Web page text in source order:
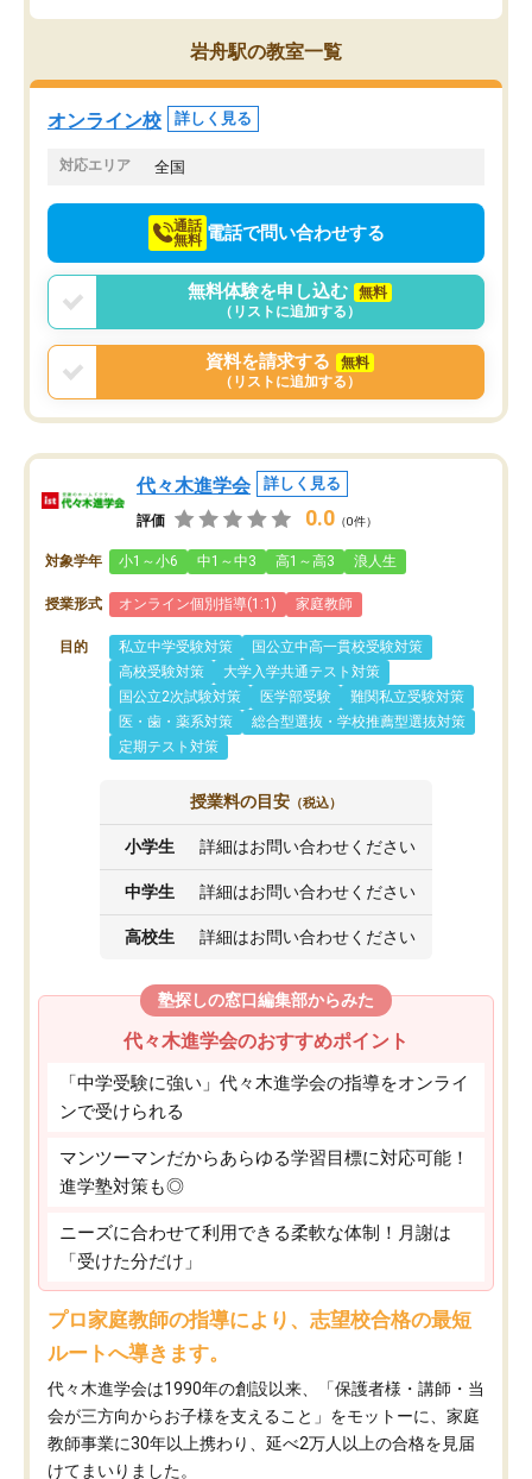
岩舟駅の教室一覧
オンライン校 詳しく見る
対応エリア 全国
通話
無料 電話で問い合わせする
無料体験を申し込む
無料
（リストに追加する）
資料を請求する
無料
（リストに追加する）
代々木進学会 詳しく見る
評価 0.0 （0件）
対象学年 小1～小6 中1～中3 高1～高3 浪人生
授業形式 オンライン個別指導(1:1) 家庭教師
目的 私立中学受験対策
国公立中高一貫校受験対策
高校受験対策
大学入学共通テスト対策
国公立2次試験対策
医学部受験
難関私立受験対策
医・歯・薬系対策
総合型選抜・学校推薦型選抜対策
定期テスト対策
授業料の目安 （税込）
小学生 詳細はお問い合わせください
中学生 詳細はお問い合わせください
高校生 詳細はお問い合わせください
塾探しの窓口編集部からみた
代々木進学会のおすすめポイント
「中学受験に強い」代々木進学会の指導をオンライ
ンで受けられる
マンツーマンだからあらゆる学習目標に対応可能！
進学塾対策も◎
ニーズに合わせて利用できる柔軟な体制！月謝は
「受けた分だけ」
プロ家庭教師の指導により、志望校合格の最短
ルートへ導きます。
代々木進学会は1990年の創設以来、「保護者様・講師・当
会が三方向からお子様を支えること」をモットーに、家庭
教師事業に30年以上携わり、延べ2万人以上の合格を見届
けてまいりました。